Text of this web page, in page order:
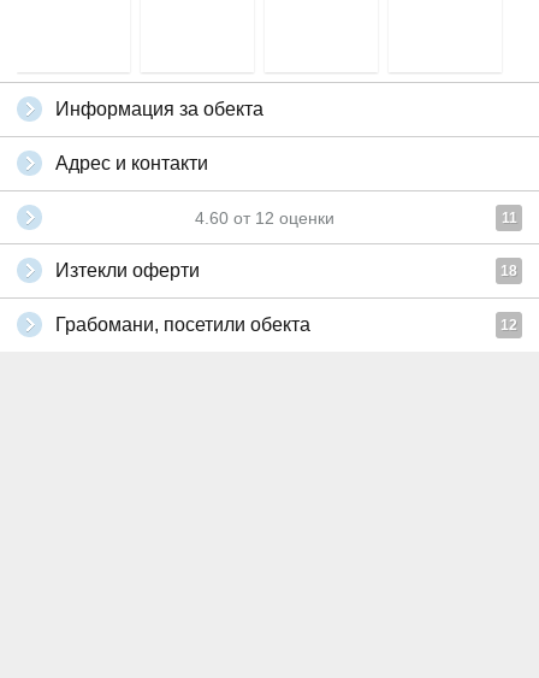
Информация за обекта
Адрес и контакти
4.60 от 12 оценки 11
Изтекли оферти 18
Грабомани, посетили обекта 12